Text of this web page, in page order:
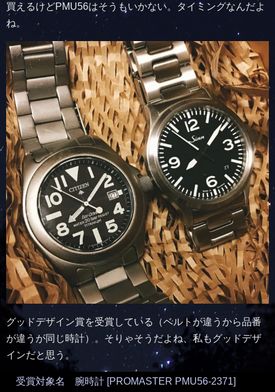
買えるけどPMU56はそうもいかない。タイミングなんだよ
ね。
グッドデザイン賞を受賞している（ベルトが違うから品番
が違うが同じ時計）。そりゃそうだよね、私もグッドデザ
インだと思う。
受賞対象名 腕時計 [PROMASTER PMU56-2371]